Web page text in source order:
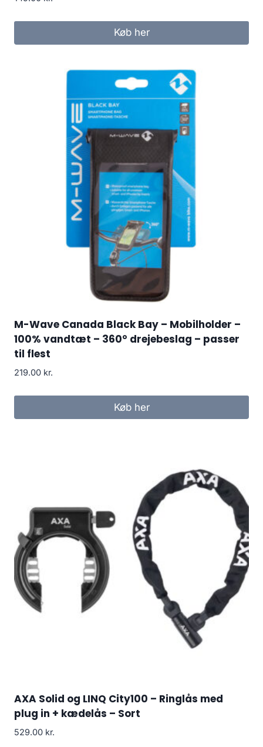
Køb her
M-Wave Canada Black Bay – Mobilholder –
100% vandtæt – 360° drejebeslag – passer
til flest
219.00 kr.
Køb her
AXA Solid og LINQ City100 – Ringlås med
plug in + kædelås – Sort
529.00 kr.